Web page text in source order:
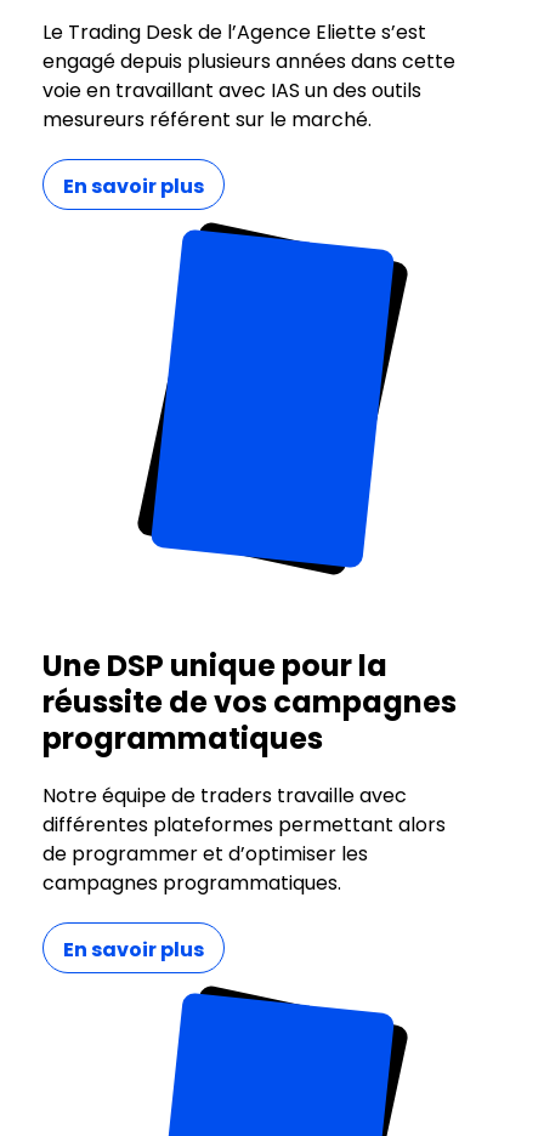
Le Trading Desk de l’Agence Eliette s’est
engagé depuis plusieurs années dans cette
voie en travaillant avec IAS un des outils
mesureurs référent sur le marché.
En savoir plus
Une DSP unique pour la
réussite de vos campagnes
programmatiques
Notre équipe de traders travaille avec
différentes plateformes permettant alors
de programmer et d’optimiser les
campagnes programmatiques.
En savoir plus